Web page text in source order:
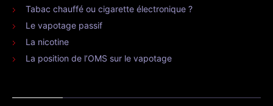
Tabac chauffé ou cigarette électronique ?
Le vapotage passif
La nicotine
La position de l’OMS sur le vapotage